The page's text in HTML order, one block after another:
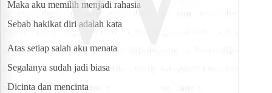
Maka aku memilih menjadi rahasia
Sebab hakikat diri adalah kata
Atas setiap salah aku menata
Segalanya sudah jadi biasa
Dicinta dan mencinta